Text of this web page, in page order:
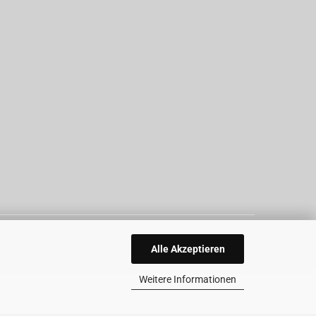
Alle Akzeptieren
Weitere Informationen